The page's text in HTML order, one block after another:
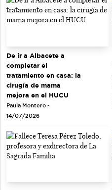
De ir a Albacete a
completar el
tratamiento en casa: la
cirugía de mama
mejora en el HUCU
Paula Montero -
14/07/2026